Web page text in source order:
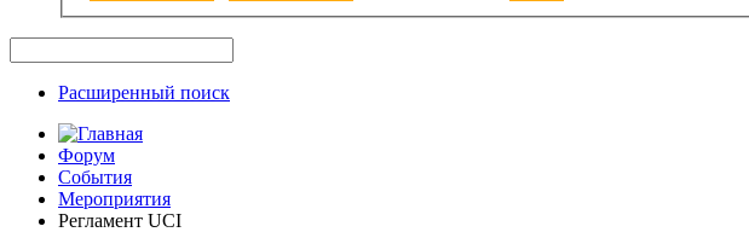
Расширенный поиск
Форум
События
Мероприятия
Регламент UCI